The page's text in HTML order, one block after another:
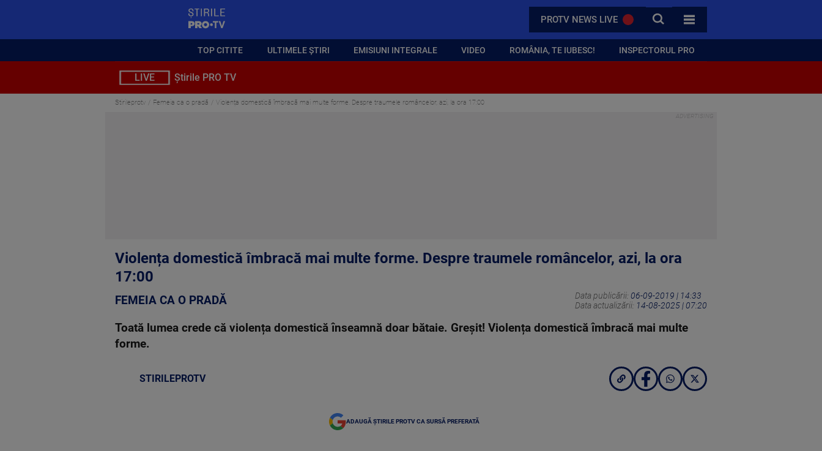
PROTV NEWS LIVE CAUTA
TOATE CATEGORIILE
TOP CITITE ULTIMELE ȘTIRI EMISIUNI INTEGRALE VIDEO ROMÂNIA, TE IUBESC! INSPECTORUL PRO
LIVE Știrile PRO TV
Stirileprotv Femeia ca o pradă Violența domestică îmbracă mai multe forme. Despre traumele româncelor, azi, la ora 17:00
Violența domestică îmbracă mai multe forme. Despre traumele româncelor, azi, la ora
17:00
FEMEIA CA O PRADĂ Data publicării: 06-09-2019 | 14:33
Data actualizării: 14-08-2025 | 07:20
Toată lumea crede că violența domestică înseamnă doar bătaie. Greșit! Violența domestică îmbracă mai multe
forme.
STIRILEPROTV
ADAUGĂ ȘTIRILE PROTV CA SURSĂ PREFERATĂ